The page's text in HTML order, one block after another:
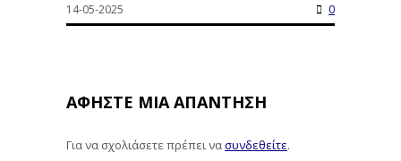
14-05-2025 0
ΑΦΉΣΤΕ ΜΙΑ ΑΠΆΝΤΗΣΗ
Για να σχολιάσετε πρέπει νασυνδεθείτε.